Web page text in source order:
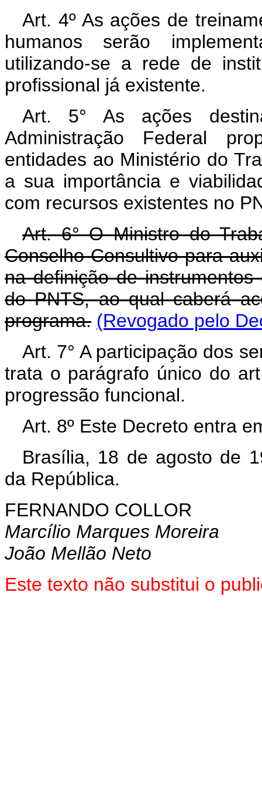
Art. 4º As ações de
humanos serão
utilizando-se a rede de
profissional já existente.
Art. 5° As ações
Administração Federal
entidades ao Ministério do
a sua importância e
com recursos existentes no
Art. 6° O Ministro do
Conselho Consultivo para
na definição de
do PNTS, ao qual caberá
programa. (Revogado pelo
Art. 7° A participação dos
trata o parágrafo único do
progressão funcional.
Art. 8º Este Decreto entra
Brasília, 18 de agosto de
da República.
FERNANDO COLLOR
Marcílio Marques Moreira
João Mellão Neto
Este texto não substitui o